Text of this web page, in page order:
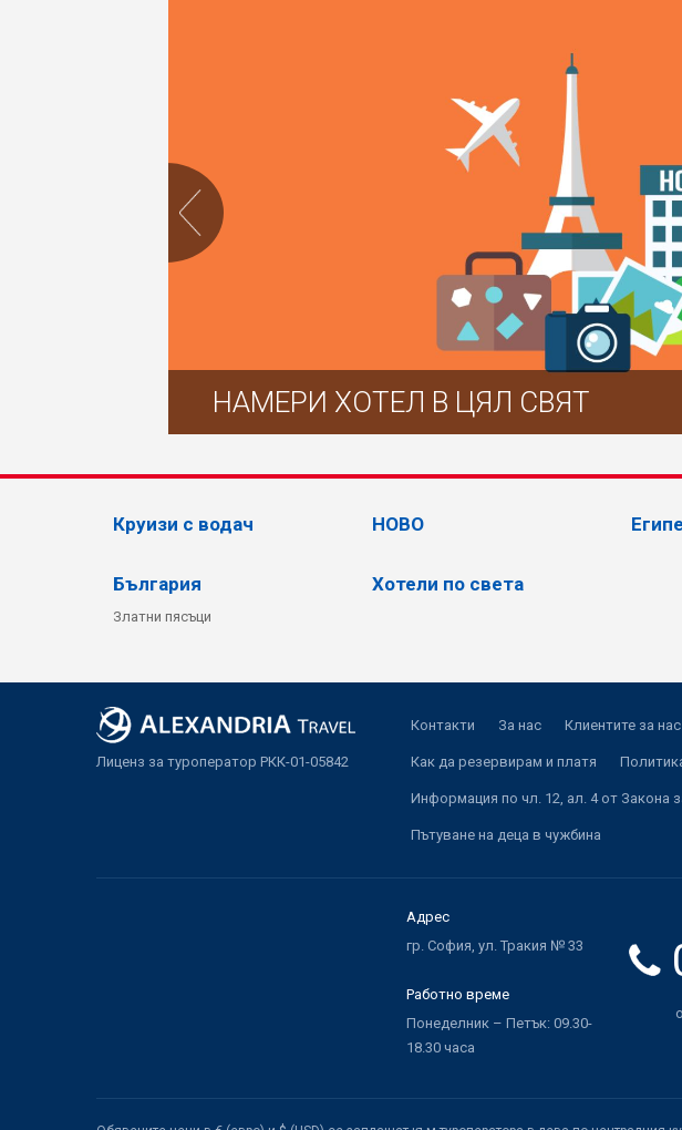
БЛОГ
НАМЕРИ ХОТЕЛ В ЦЯЛ СВЯТ
Круизи с водач НОВО
България
Златни пясъци
Хотели по света
Лиценз за туроператор РКК-01-05842
Контакти За нас Клиентите за нас
Как да резервирам и платя
Информация по чл. 12, ал. 4 от Закона
Пътуване на деца в чужбина
Адрес
гр. София, ул. Тракия № 33
Работно време
Понеделник – Петък: 09.30-
18.30 часа